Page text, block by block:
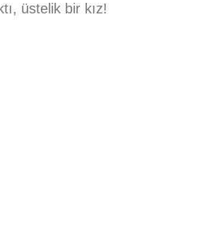
üstelik bir kız!